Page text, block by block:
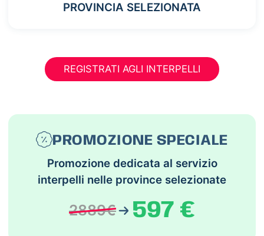
PROVINCIA SELEZIONATA
REGISTRATI AGLI INTERPELLI
PROMOZIONE SPECIALE
Promozione dedicata al servizio
interpelli nelle province selezionate
2889€ 597 €